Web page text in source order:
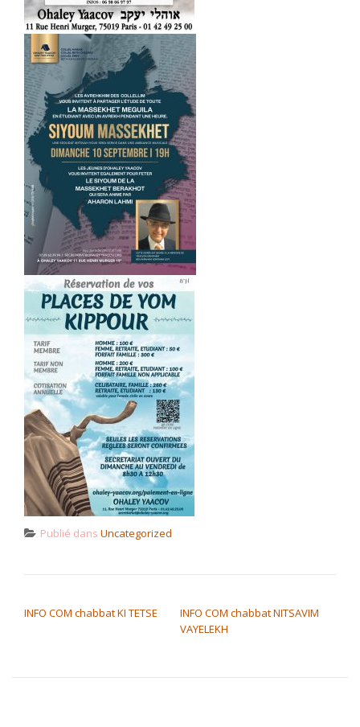
Publié dans Uncategorized
INFO COM chabbat KI TETSE
INFO COM chabbat NITSAVIM
VAYELEKH